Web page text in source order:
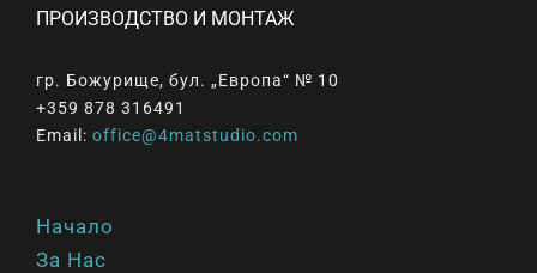
ПРОИЗВОДСТВО И МОНТАЖ
гр. Божурище, бул. „Европа“ № 10
+359 878 316491
Email: office@4matstudio.com
Начало
За Нас